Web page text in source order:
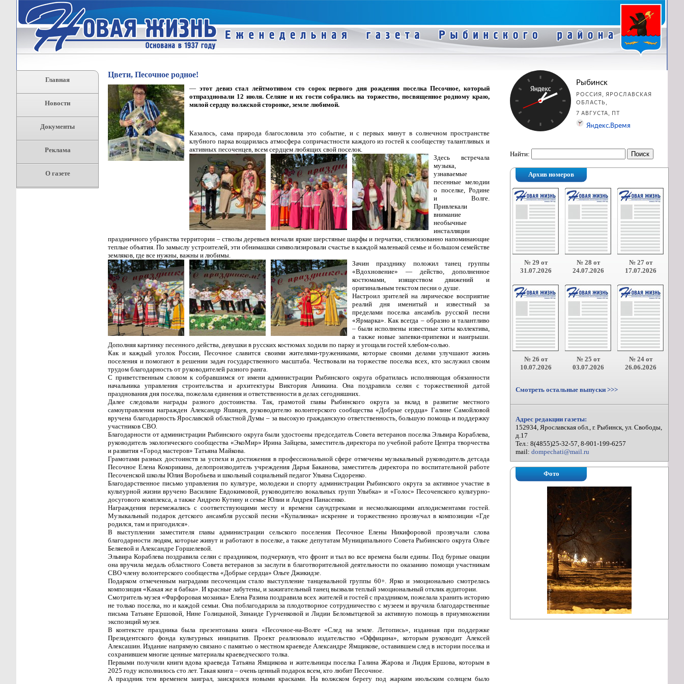
Главная
Новости
Документы
Реклама
О газете
Цвети, Песочное родное!
— этот девиз стал лейтмотивом сто сорок первого дня рождения поселка Песочное, который
отпраздновали 12 июля. Селяне и их гости собрались на торжество, посвященное родному краю,
милой сердцу волжской сторонке, земле любимой.
Казалось, сама природа благословила это событие, и с первых минут в солнечном пространстве
клубного парка воцарилась атмосфера сопричастности каждого из гостей к сообществу талантливых и
активных песоченцев, всем сердцем любящих свой поселок.
Здесь встречала
музыка,
узнаваемые
песенные мелодии
о поселке, Родине
и Волге.
Привлекали
внимание
необычные
инсталляции
праздничного убранства территории – стволы деревьев венчали яркие шерстяные шарфы и перчатки, стилизованно напоминающие
теплые объятия. По замыслу устроителей, эти обнимашки символизировали счастье в каждой маленькой семье и большом семействе
земляков, где все нужны, важны и любимы.
Зачин празднику положил танец группы
«Вдохновение» — действо, дополненное
костюмами, изяществом движений и
оригинальным текстом песни о душе.
Настроил зрителей на лирическое восприятие
реалий дня именитый и известный за
пределами поселка ансамбль русской песни
«Ярмарка». Как всегда – образно и талантливо
– были исполнены известные хиты коллектива,
а также новые запевки-припевки и наигрыши.
Дополняя картинку песенного действа, девушки в русских костюмах ходили по парку и угощали гостей хлебом-солью.
Как и каждый уголок России, Песочное славится своими жителями-тружениками, которые своими делами улучшают жизнь
поселения и помогают в решении задач государственного масштаба. Чествовали на торжестве поселка всех, кто заслужил своим
трудом благодарность от руководителей разного ранга.
С приветственным словом к собравшимся от имени администрации Рыбинского округа обратилась исполняющая обязанности
начальника управления строительства и архитектуры Виктория Аникина. Она поздравила селян с торжественной датой
празднования дня поселка, пожелала единения и ответственности в делах сегодняшних.
Далее следовали награды разного достоинства. Так, грамотой главы Рыбинского округа за вклад в развитие местного
самоуправления награжден Александр Яшицев, руководителю волонтерского сообщества «Добрые сердца» Галине Самойловой
вручена благодарность Ярославской областной Думы – за высокую гражданскую ответственность, большую помощь и поддержку
участников СВО.
Благодарности от администрации Рыбинского округа были удостоены председатель Совета ветеранов поселка Эльвира Кораблева,
руководитель экологического сообщества «ЭкоМир» Ирина Зайцева, заместитель директора по учебной работе Центра творчества
и развития «Город мастеров» Татьяна Майкова.
Грамотами разных достоинств за успехи и достижения в профессиональной сфере отмечены музыкальный руководитель детсада
Песочное Елена Кокорикина, делопроизводитель учреждения Дарья Баканова, заместитель директора по воспитательной работе
Песоченской школы Юлия Воробьева и школьный социальный педагог Ульяна Сидоренко.
Благодарственное письмо управления по культуре, молодежи и спорту администрации Рыбинского округа за активное участие в
культурной жизни вручено Василине Евдокимовой, руководителю вокальных групп Улыбка» и «Голос» Песоченского культурно-
досугового комплекса, а также Андрею Кутину и семье Юлии и Андрея Панасенко.
Награждения перемежались с соответствующими месту и времени саундтреками и несмолкающими аплодисментами гостей.
Музыкальный подарок детского ансамбля русской песни «Купалинка» искренне и торжественно прозвучал в композиции «Где
родился, там и пригодился».
В выступлении заместителя главы администрации сельского поселения Песочное Елены Никифоровой прозвучали слова
благодарности людям, которые живут и работают в поселке, а также депутатам Муниципального Совета Рыбинского округа Ольге
Беляевой и Александре Горшелевой.
Эльвира Кораблева поздравила селян с праздником, подчеркнув, что фронт и тыл во все времена были едины. Под бурные овации
она вручила медаль областного Совета ветеранов за заслуги в благотворительной деятельности по оказанию помощи участникам
СВО члену волонтерского сообщества «Добрые сердца» Ольге Джикидзе.
Подарком отмеченным наградами песоченцам стало выступление танцевальной группы 60+. Ярко и эмоционально смотрелась
композиция «Какая же я бабка». И красные лабутены, и зажигательный танец вызвали теплый эмоциональный отклик аудитории.
Смотритель музея «Фарфоровая мозаика» Елена Разина поздравила всех жителей и гостей с праздником, пожелала хранить историю
не только поселка, но и каждой семьи. Она поблагодарила за плодотворное сотрудничество с музеем и вручила благодарственные
письма Татьяне Ершовой, Нине Голицыной, Зинаиде Гурченковой и Лидии Беломытцевой за активную помощь в приумножении
экспозиций музея.
В контексте праздника была презентована книга «Песочное-на-Волге «След на земле. Летопись», изданная при поддержке
Президентского фонда культурных инициатив. Проект реализовало издательство «Оффицина», которым руководит Алексей
Алексашин. Издание напрямую связано с памятью о местном краеведе Александре Ямщикове, оставившем след в истории поселка и
сохранившем многие ценные материалы краеведческого толка.
Первыми получили книги вдова краеведа Татьяна Ямщикова и жительницы поселка Галина Жарова и Лидия Ершова, которым в
2025 году исполнилось сто лет. Такая книга – очень ценный подарок всем, кто любит Песочное.
А праздник тем временем заиграл, заискрился новыми красками. На волжском берегу под жарким июльским солнцем было
Найти:
Архив номеров
№ 29 от
31.07.2026
№ 28 от
24.07.2026
№ 27 от
17.07.2026
№ 26 от
10.07.2026
№ 25 от
03.07.2026
№ 24 от
26.06.2026
Смотреть остальные выпуски >>>
Адрес редакции газеты:
152934, Ярославская обл., г. Рыбинск, ул. Свободы,
д.17
Тел.: 8(4855)25-32-57, 8-901-199-6257
mail: dompechati@mail.ru
Фото